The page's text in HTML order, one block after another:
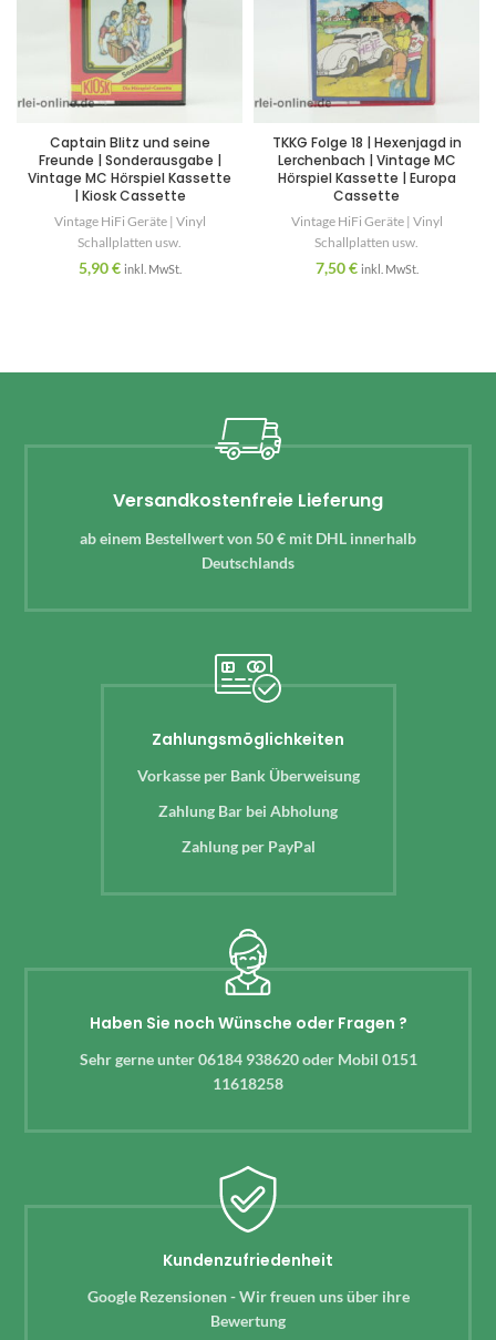
Captain Blitz und seine
Freunde | Sonderausgabe |
Vintage MC Hörspiel Kassette
| Kiosk Cassette
Vintage HiFi Geräte | Vinyl
Schallplatten usw.
5,90€ inkl. MwSt.
TKKG Folge 18 | Hexenjagd in
Lerchenbach | Vintage MC
Hörspiel Kassette | Europa
Cassette
Vintage HiFi Geräte | Vinyl
Schallplatten usw.
7,50€ inkl. MwSt.
Versandkostenfreie Lieferung
ab einem Bestellwert von 50 € mit DHL innerhalb
Deutschlands
Zahlungsmöglichkeiten
Vorkasse per Bank Überweisung
Zahlung Bar bei Abholung
Zahlung per PayPal
Haben Sie noch Wünsche oder Fragen ?
Sehr gerne unter 06184 938620 oder Mobil 0151
11618258
Kundenzufriedenheit
Google Rezensionen - Wir freuen uns über ihre
Bewertung